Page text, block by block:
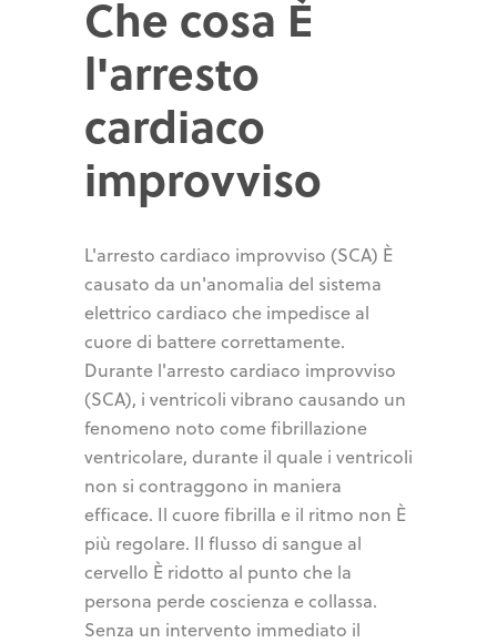
Che cosa È
l'arresto
cardiaco
improvviso
L'arresto cardiaco improvviso (SCA) È
causato da un'anomalia del sistema
elettrico cardiaco che impedisce al
cuore di battere correttamente.
Durante l'arresto cardiaco improvviso
(SCA), i ventricoli vibrano causando un
fenomeno noto come fibrillazione
ventricolare, durante il quale i ventricoli
non si contraggono in maniera
efficace. Il cuore fibrilla e il ritmo non È
più regolare. Il flusso di sangue al
cervello È ridotto al punto che la
persona perde coscienza e collassa.
Senza un intervento immediato il